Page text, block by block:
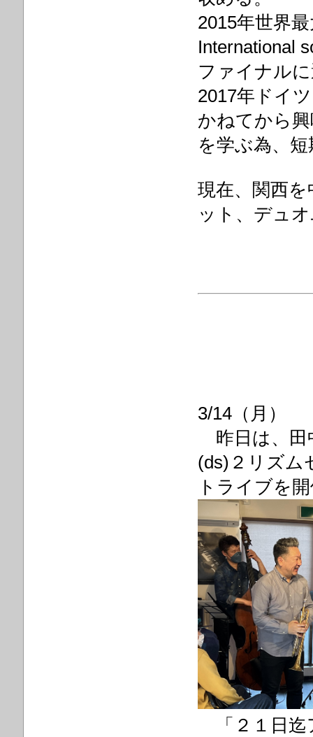
2015年世界
International
ファイナル
2017年ドイ
かねてから
を学ぶ為、
現在、関西
ット、デュ
3/14（月）
昨日は、田
(ds)２リズム
トライブを
「２１日迄